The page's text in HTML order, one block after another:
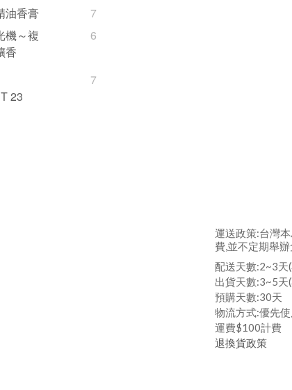
油香膏
7
機～複
香
6
23
7
運送政策:台灣
費,並不定期舉
配送天數:2~3天
出貨天數:3~5天
預購天數:30天
物流方式:優先
運費$100計費
退換貨政策